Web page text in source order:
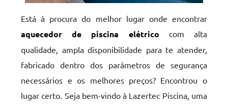
Está à procura do melhor lugar onde encontrar
aquecedor de piscina elétrico com alta
qualidade, ampla disponibilidade para te atender,
fabricado dentro dos parâmetros de segurança
necessários e os melhores preços? Encontrou o
lugar certo. Seja bem-vindo à Lazertec Piscina, uma